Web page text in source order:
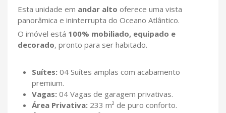
Esta unidade em andar alto oferece uma vista
panorâmica e ininterrupta do Oceano Atlântico.
O imóvel está 100% mobiliado, equipado e
decorado, pronto para ser habitado.
Suítes:04 Suítes amplas com acabamento
premium.
Vagas:04 Vagas de garagem privativas.
Área Privativa:233 m² de puro conforto.